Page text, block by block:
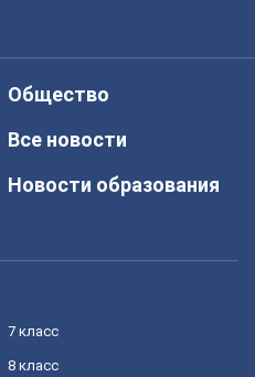
Общество
Все новости
Новости образования
7 класс
8 класс